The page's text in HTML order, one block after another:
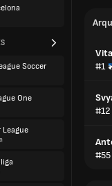
Soccer
One
League
#1
#12
#55